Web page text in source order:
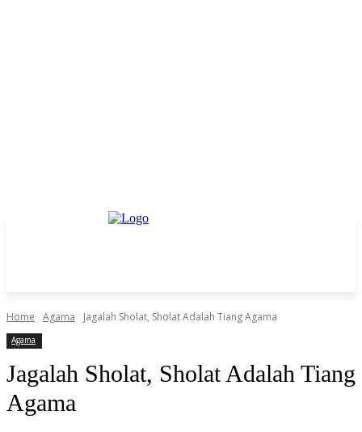
Home Agama Jagalah Sholat, Sholat Adalah Tiang Agama
Agama
Jagalah Sholat, Sholat Adalah Tiang
Agama